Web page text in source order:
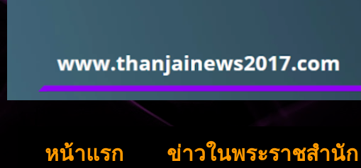
หน้าแรก ข่าวในพระราชสำนัก